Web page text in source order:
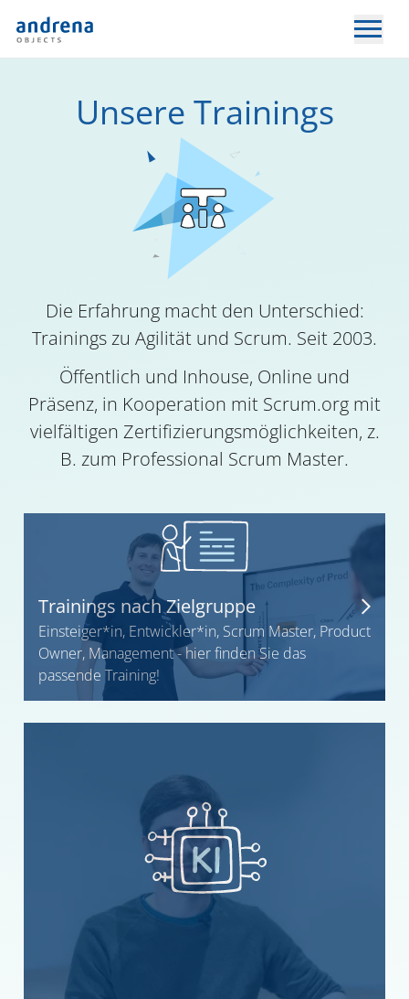
Unsere Trainings
Die Erfahrung macht den Unterschied:
Trainings zu Agilität und Scrum. Seit 2003.
Öffentlich und Inhouse, Online und
Präsenz, in Kooperation mit Scrum.org mit
vielfältigen Zertifizierungsmöglichkeiten, z.
B. zum Professional Scrum Master.
Trainings nach Zielgruppe
Einsteiger*in, Entwickler*in, Scrum Master, Product
Owner, Management - hier finden Sie das
passende Training!